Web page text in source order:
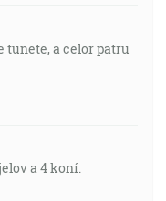
tunete, a celor patru
a 4 koní.